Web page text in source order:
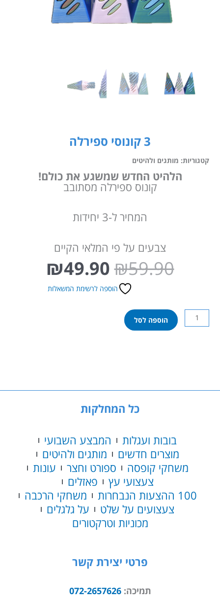
3 קונוסי ספירלה
קטגוריות: מותגים ולהיטים
הלהיט החדש שמשגע את כולם!
קונוס ספירלה מסתובב
המחיר ל-3 יחידות
צבעים על פי המלאי הקיים
₪59.90 המחיר
המקורי
היה:
₪49.90
הוספה לרשימת המשאלות
כמות
של
הוספה לסל
כל המחלקות
בובות ועגלות
המבצע השבועי
מוצרים חדשים
מותגים ולהיטים
משחקי קופסה
ספורט וחצר
עונות
צעצועי עץ
פאזלים
100 ההצעות הנבחרות
משחקי הרכבה
צעצועים על שלט
על גלגלים
מכוניות וטרקטורים
פרטי יצירת קשר
תמיכה:072-2657626